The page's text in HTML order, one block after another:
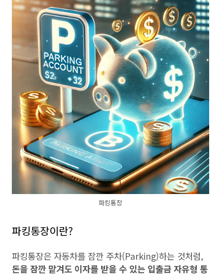
파킹통장
파킹통장이란?
파킹통장은 자동차를 잠깐 주차(Parking)하는 것처럼,
돈을 잠깐 맡겨도 이자를 받을 수 있는 입출금 자유형 통